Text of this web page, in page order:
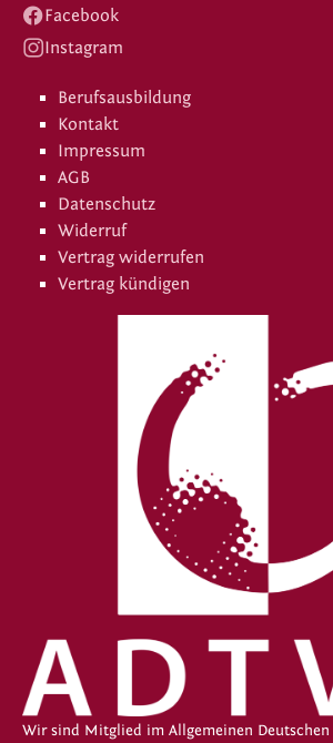
Facebook
Instagram
Berufsausbildung
Kontakt
Impressum
AGB
Datenschutz
Widerruf
Vertrag widerrufen
Vertrag kündigen
Wir sind Mitglied im Allgemeinen Deutschen